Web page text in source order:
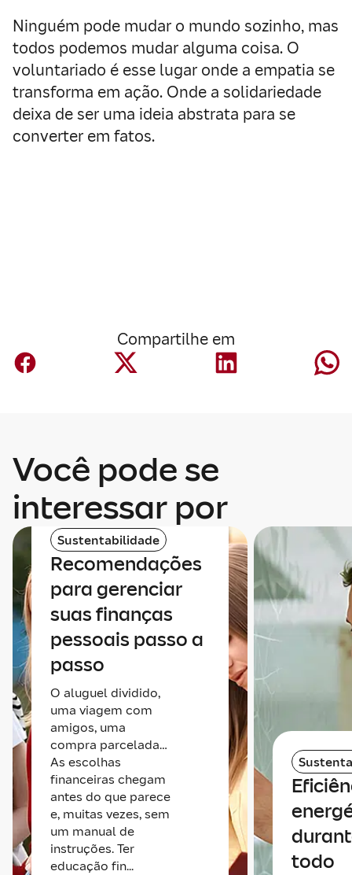
Ninguém pode mudar o mundo sozinho, mas
todos podemos mudar alguma coisa. O
voluntariado é esse lugar onde a empatia se
transforma em ação. Onde a solidariedade
deixa de ser uma ideia abstrata para se
converter em fatos.
Compartilhe em
Você pode se
interessar por
Sustentabilidade
Recomendações
para gerenciar
suas finanças
pessoais passo a
passo
O aluguel dividido,
uma viagem com
amigos, uma
compra parcelada…
As escolhas
financeiras chegam
antes do que parece
e, muitas vezes, sem
um manual de
instruções. Ter
educação fin...
todo